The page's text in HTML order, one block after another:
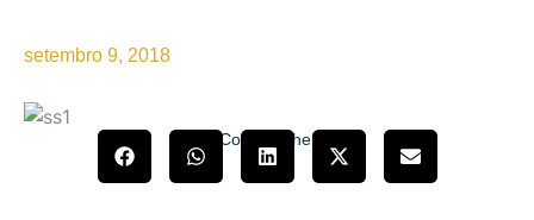
setembro 9, 2018
Compartilhe!